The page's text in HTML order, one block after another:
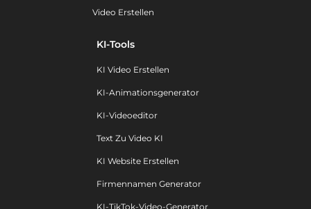
Video Erstellen
KI-Tools
KI Video Erstellen
KI-Animationsgenerator
KI-Videoeditor
Text Zu Video KI
KI Website Erstellen
Firmennamen Generator
KI-TikTok-Video-Generator